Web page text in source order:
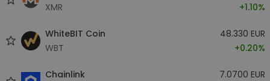
XMR
+1.10%
WhiteBIT Coin
WBT
48.330 EUR
+0.20%
Chainlink
7.0700 EUR